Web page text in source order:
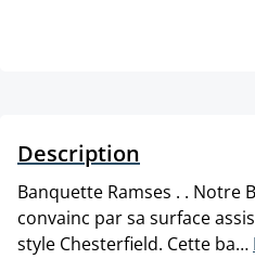
Description
Banquette Ramses . . Notre
convainc par sa surface
style Chesterfield. Cette ba…